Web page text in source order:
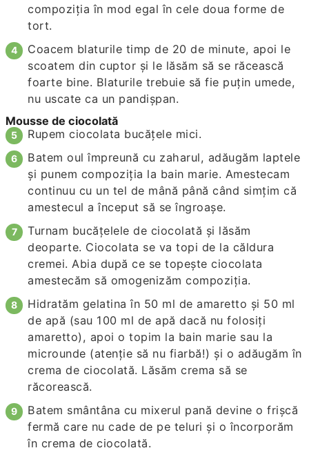
compoziția în mod egal în cele doua forme de
tort.
Coacem blaturile timp de 20 de minute, apoi le
scoatem din cuptor şi le lăsăm să se răcească
foarte bine. Blaturile trebuie să fie puţin umede,
nu uscate ca un pandişpan.
Mousse de ciocolată
Rupem ciocolata bucăţele mici.
Batem oul împreună cu zaharul, adăugăm laptele
și punem compoziția la bain marie. Amestecam
continuu cu un tel de mână până când simțim că
amestecul a început să se îngroașe.
Turnam bucățelele de ciocolată și lăsăm
deoparte. Ciocolata se va topi de la căldura
cremei. Abia după ce se topeşte ciocolata
amestecăm să omogenizăm compoziția.
Hidratăm gelatina în 50 ml de amaretto şi 50 ml
de apă (sau 100 ml de apă dacă nu folosiți
amaretto), apoi o topim la bain marie sau la
microunde (atenţie să nu fiarbă!) și o adăugăm în
crema de ciocolată. Lăsăm crema să se
răcorească.
Batem smântâna cu mixerul pană devine o frișcă
fermă care nu cade de pe teluri și o încorporăm
în crema de ciocolată.